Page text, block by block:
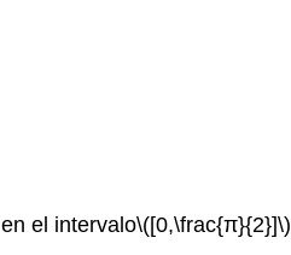
en el intervalo\([0,\frac{π}{2}]\)